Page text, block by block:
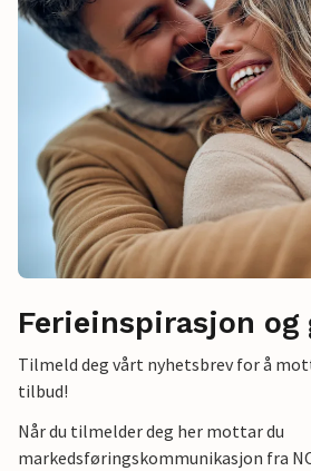
Ferieinspirasjon
Tilmeld deg vårt nyhetsbrev for å
tilbud!
Når du tilmelder deg her mottar du
markedsføringskommunikasjon fra